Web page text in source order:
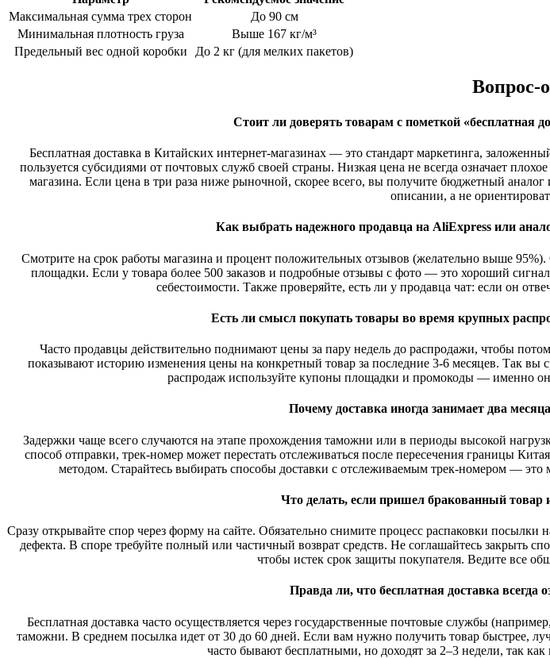
Максимальная сумма трех сторон
До 90 см
Минимальная плотность груза
Выше 167 кг/м³
Предельный вес одной коробки
До 2 кг (для мелких пакетов)
Вопрос-
Стоит ли доверять товарам с пометкой «бесплатная
Бесплатная доставка в Китайских интернет-магазинах — это стандарт маркетинга,
пользуется субсидиями от почтовых служб своей страны. Низкая цена не всегда означает
магазина. Если цена в три раза ниже рыночной, скорее всего, вы получите бюджетный
описании, а не
Как выбрать надежного продавца на AliExpress или
Смотрите на срок работы магазина и процент положительных отзывов (желательно выше
площадки. Если у товара более 500 заказов и подробные отзывы с фото — это хороший
себестоимости. Также проверяйте, есть ли у продавца чат: если он
Есть ли смысл покупать товары во время крупных
Часто продавцы действительно поднимают цены за пару недель до распродажи, чтобы
показывают историю изменения цены на конкретный товар за последние 3-6 месяцев. Так
распродаж используйте купоны площадки и промокоды — именно
Почему доставка иногда занимает два
Задержки чаще всего случаются на этапе прохождения таможни или в периоды высокой
способ отправки, трек-номер может перестать отслеживаться после пересечения границы
методом. Старайтесь выбирать способы доставки с отслеживаемым трек-номером — это
Что делать, если пришел бракованный товар
Сразу открывайте спор через форму на сайте. Обязательно снимите процесс распаковки
дефекта. В споре требуйте полный или частичный возврат средств. Не соглашайтесь закрыть
чтобы истек срок защиты покупателя. Ведите все
Правда ли, что бесплатная доставка всегда
Бесплатная доставка часто осуществляется через государственные почтовые службы
таможни. В среднем посылка идет от 30 до 60 дней. Если вам нужно получить товар быстрее,
часто бывают бесплатными, но доходят за 2–3 недели, так